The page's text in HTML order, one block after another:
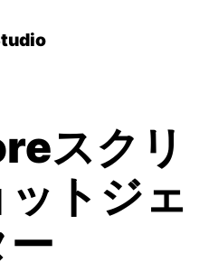
ナビゲーショ
スクリ
トジェ